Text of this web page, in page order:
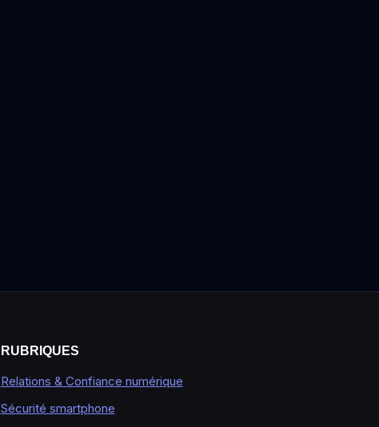
RUBRIQUES
Relations & Confiance numérique
Sécurité smartphone